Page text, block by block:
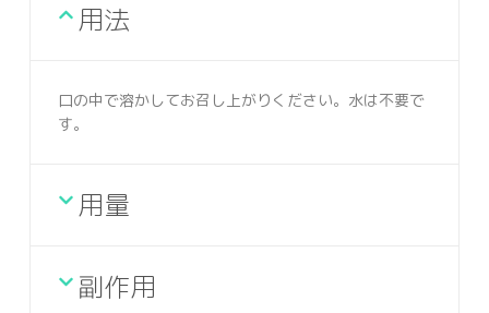
用法
口の中で溶かしてお召し上がりください。水は不要で
す。
用量
副作用